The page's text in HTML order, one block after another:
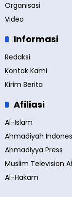
Organisasi
Video
Informasi
Redaksi
Kontak Kami
Kirim Berita
Afiliasi
Al-Islam
Ahmadiyah
Ahmadiyya Press
Muslim Television
Al-Hakam